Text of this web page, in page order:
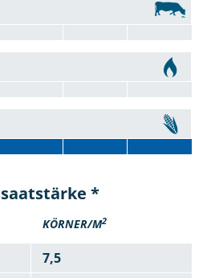
*
KÖRNER/M2
7,5